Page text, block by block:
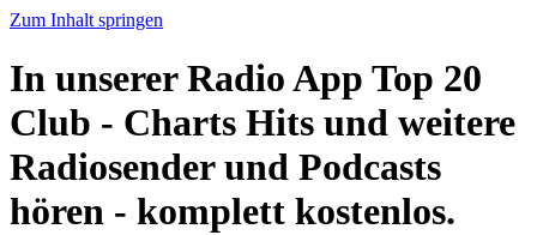
Zum Inhalt springen
In unserer Radio App Top 20
Club - Charts Hits und weitere
Radiosender und Podcasts
hören - komplett kostenlos.